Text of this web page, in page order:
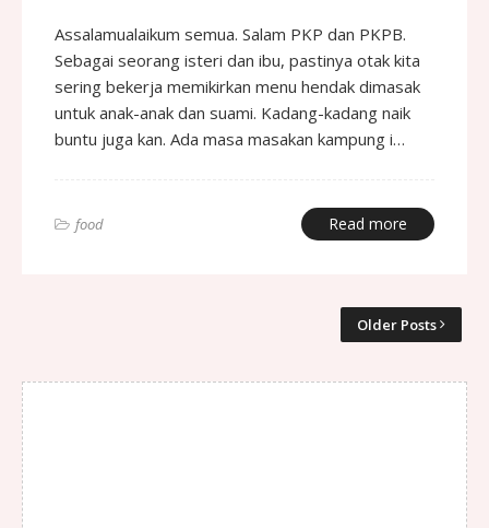
Assalamualaikum semua. Salam PKP dan PKPB.
Sebagai seorang isteri dan ibu, pastinya otak kita
sering bekerja memikirkan menu hendak dimasak
untuk anak-anak dan suami. Kadang-kadang naik
buntu juga kan. Ada masa masakan kampung i…
food Read more
Older Posts